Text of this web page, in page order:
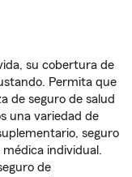
su cobertura de
Permita que
de seguro de salud
una variedad de
seguro
individual.
de